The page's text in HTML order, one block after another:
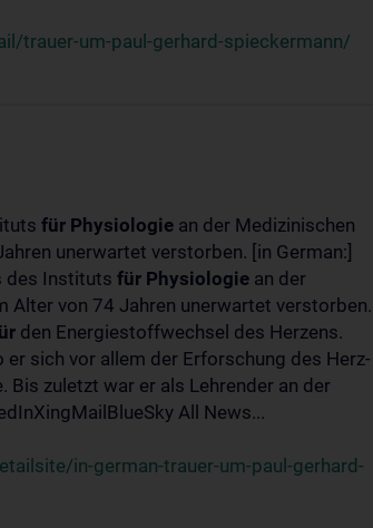
trauer-um-paul-gerhard-spieckermann/
für Physiologie an der Medizinischen
unerwartet verstorben. [in German:]
des Instituts für Physiologie an der
Alter von 74 Jahren unerwartet verstorben.
den Energiestoffwechsel des Herzens.
er sich vor allem der Erforschung des Herz-
zuletzt war er als Lehrender an der
All News...
in-german-trauer-um-paul-gerhard-